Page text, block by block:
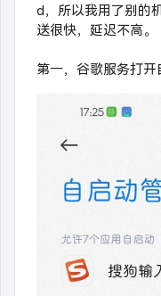
d，所以我用了别的
送很快，延迟不高。
第一，谷歌服务打开